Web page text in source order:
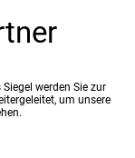
werden Sie zur
um unsere